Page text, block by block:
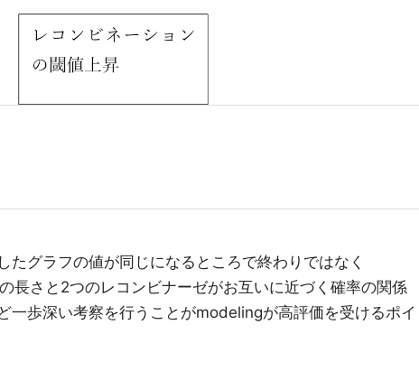
たグラフの値が同じになるところで終わりではなく
長さと2つのレコンビナーゼがお互いに近づく確率の関係
一歩深い考察を行うことがmodelingが高評価を受けるポイ